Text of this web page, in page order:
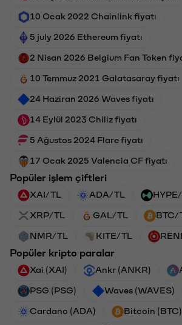
10 Ocak 2022 Chainlink fiyatı
5 july 2026 Ethereum fiyatı
2 Nisan 2026 Belgium Fan Token
10 Temmuz 2021 Galatasaray fiyatı
24 Haziran 2026 Waves fiyatı
14 Eylül 2023 Chiliz fiyatı
5 Ağustos 2024 Flare fiyatı
17 Ocak 2025 Valencia CF fiyatı
Popüler işlem çiftleri
XAI/TL ADA/TL HYPE/
XRP/TL GAL/TL BTC/
NMR/TL KITE/TL
Popüler kripto paralar
Xai (XAI) Ankr (ANKR)
PSG (PSG) Waves (WAVES)
Cardano (ADA) Bitcoin (BTC)